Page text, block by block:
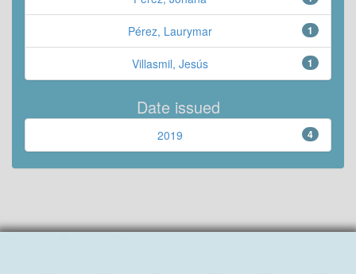
1
Pérez, Laurymar
1
Villasmil, Jesús
Date issued
4
2019